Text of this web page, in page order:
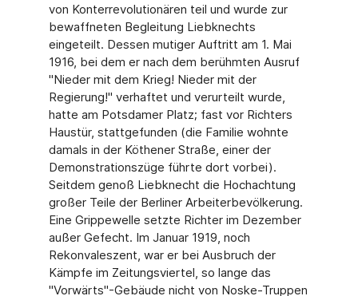
von Konterrevolutionären teil und wurde zur
bewaffneten Begleitung Liebknechts
eingeteilt. Dessen mutiger Auftritt am 1. Mai
1916, bei dem er nach dem berühmten Ausruf
"Nieder mit dem Krieg! Nieder mit der
Regierung!" verhaftet und verurteilt wurde,
hatte am Potsdamer Platz; fast vor Richters
Haustür, stattgefunden (die Familie wohnte
damals in der Köthener Straße, einer der
Demonstrationszüge führte dort vorbei).
Seitdem genoß Liebknecht die Hochachtung
großer Teile der Berliner Arbeiterbevölkerung.
Eine Grippewelle setzte Richter im Dezember
außer Gefecht. Im Januar 1919, noch
Rekonvaleszent, war er bei Ausbruch der
Kämpfe im Zeitungsviertel, so lange das
"Vorwärts"-Gebäude nicht von Noske-Truppen